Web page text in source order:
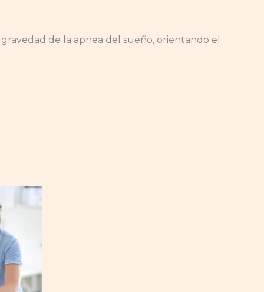
de la apnea del sueño, orientando el
Rango
producto
Las
opciones